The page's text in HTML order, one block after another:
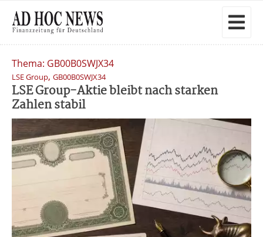
Thema: GB00B0SWJX34
LSE Group, GB00B0SWJX34
LSE Group-Aktie bleibt nach starken
Zahlen stabil